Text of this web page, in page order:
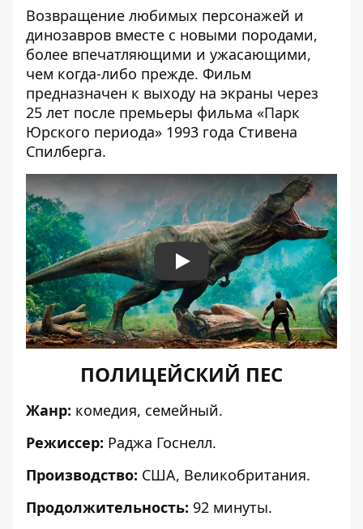
Возвращение любимых персонажей и
динозавров вместе с новыми породами,
более впечатляющими и ужасающими,
чем когда-либо прежде. Фильм
предназначен к выходу на экраны через
25 лет после премьеры фильма «Парк
Юрского периода» 1993 года Стивена
Спилберга.
Play
ПОЛИЦЕЙСКИЙ ПЕС
Жанр: комедия, семейный.
Режиссер: Раджа Госнелл.
Производство: США, Великобритания.
Продолжительность: 92 минуты.